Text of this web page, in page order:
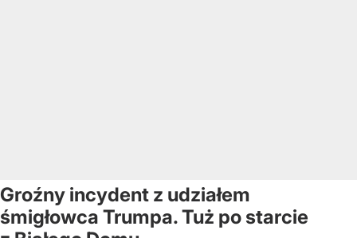
Groźny incydent z udziałem
śmigłowca Trumpa. Tuż po starcie